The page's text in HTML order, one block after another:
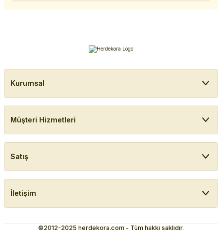
Kurumsal
Müşteri Hizmetleri
Satış
İletişim
©2012-2025 herdekora.com - Tüm hakkı saklıdır.